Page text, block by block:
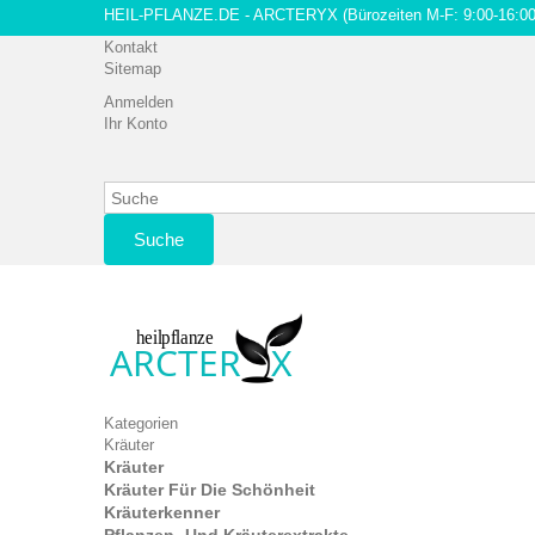
HEIL-PFLANZE.DE - ARCTERYX (Bürozeiten M-F: 9:00-
Kontakt
Sitemap
Anmelden
Ihr Konto
Suche
Kategorien
Kräuter
Kräuter
Kräuter Für Die Schönheit
Kräuterkenner